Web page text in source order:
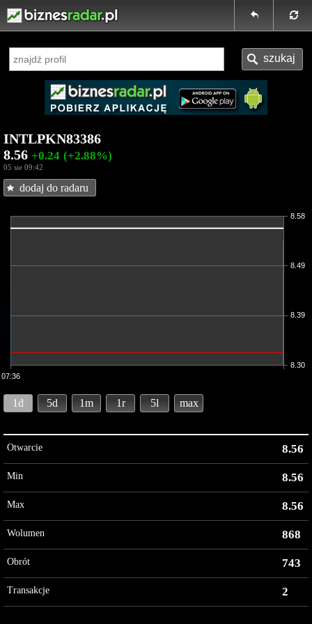
INTLPKN83386
8.56 +0.24 (+2.88%)
05 sie 09:42
dodaj do radaru
07:36
8.30
8.39
8.49
8.58
1d 5d 1m 1r 5l max
Otwarcie 8.56
Min 8.56
Max 8.56
Wolumen 868
Obrót 743
Transakcje 2